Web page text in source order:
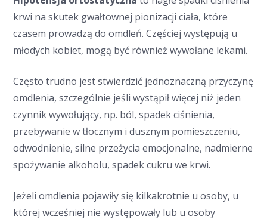
krwi na skutek gwałtownej pionizacji ciała, które
czasem prowadzą do omdleń. Częściej występują u
młodych kobiet, mogą być również wywołane lekami.
Często trudno jest stwierdzić jednoznaczną przyczynę
omdlenia, szczególnie jeśli wystąpił więcej niż jeden
czynnik wywołujący, np. ból, spadek ciśnienia,
przebywanie w tłocznym i dusznym pomieszczeniu,
odwodnienie, silne przeżycia emocjonalne, nadmierne
spożywanie alkoholu, spadek cukru we krwi.
Jeżeli omdlenia pojawiły się kilkakrotnie u osoby, u
której wcześniej nie występowały lub u osoby